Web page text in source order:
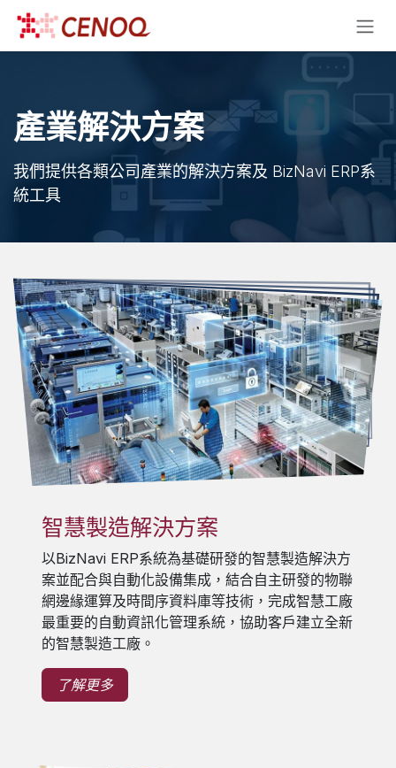
跳至內容
產業解決方案​
我們提供各類公司產業的解決方案及 BizNavi ERP系
統工具
智慧製造解決方案
以BizNavi ERP系統為基礎研發的智慧製造解決方
案並配合與自動化設備集成，結合自主研發的物聯
網邊緣運算及時間序資料庫等技術，完成智慧工廠
最重要的自動資訊化管理系統，協助客戶建立全新
的智慧製造工廠。
了解更多